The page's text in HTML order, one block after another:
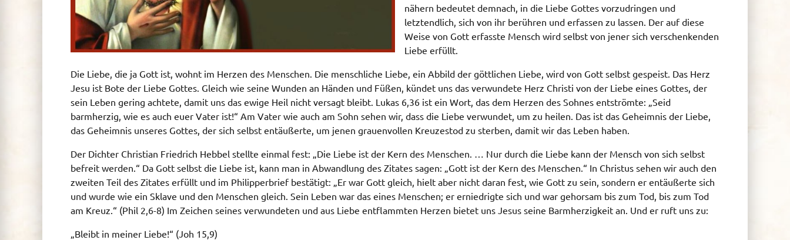
nähern bedeutet demnach, in die Liebe Gottes vorzudringen und
letztendlich, sich von ihr berühren und erfassen zu lassen. Der auf diese
Weise von Gott erfasste Mensch wird selbst von jener sich verschenkenden
Liebe erfüllt.
Die Liebe, die ja Gott ist, wohnt im Herzen des Menschen. Die menschliche Liebe, ein Abbild der göttlichen Liebe, wird von Gott selbst gespeist. Das Herz
Jesu ist Bote der Liebe Gottes. Gleich wie seine Wunden an Händen und Füßen, kündet uns das verwundete Herz Christi von der Liebe eines Gottes, der
sein Leben gering achtete, damit uns das ewige Heil nicht versagt bleibt. Lukas 6,36 ist ein Wort, das dem Herzen des Sohnes entströmte: „Seid
barmherzig, wie es auch euer Vater ist!“ Am Vater wie auch am Sohn sehen wir, dass die Liebe verwundet, um zu heilen. Das ist das Geheimnis der Liebe,
das Geheimnis unseres Gottes, der sich selbst entäußerte, um jenen grauenvollen Kreuzestod zu sterben, damit wir das Leben haben.
Der Dichter Christian Friedrich Hebbel stellte einmal fest: „Die Liebe ist der Kern des Menschen. … Nur durch die Liebe kann der Mensch von sich selbst
befreit werden.“ Da Gott selbst die Liebe ist, kann man in Abwandlung des Zitates sagen: „Gott ist der Kern des Menschen.“ In Christus sehen wir auch den
zweiten Teil des Zitates erfüllt und im Philipperbrief bestätigt: „Er war Gott gleich, hielt aber nicht daran fest, wie Gott zu sein, sondern er entäußerte sich
und wurde wie ein Sklave und den Menschen gleich. Sein Leben war das eines Menschen; er erniedrigte sich und war gehorsam bis zum Tod, bis zum Tod
am Kreuz.“ (Phil 2,6-8) Im Zeichen seines verwundeten und aus Liebe entflammten Herzen bietet uns Jesus seine Barmherzigkeit an. Und er ruft uns zu:
„Bleibt in meiner Liebe!“ (Joh 15,9)